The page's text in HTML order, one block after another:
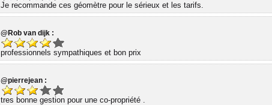
Je recommande ces géomètre pour le sérieux et les tarifs.
@Rob van dijk :
professionnels sympathiques et bon prix
@pierrejean :
tres bonne gestion pour une co-propriété .